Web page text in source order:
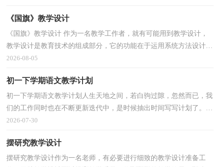
《国旗》教学设计
《国旗》教学设计 作为一名教学工作者，就有可能用到教学设计，
教学设计是教育技术的组成部分，它的功能在于运用系统方法设计教
学过程，使之成为一种具有操作性的程序。那么什么样...
2026-08-05
初一下学期语文教学计划
初一下学期语文教学计划人生天地之间，若白驹过隙，忽然而已，我
们的工作同时也在不断更新迭代中，是时候抽出时间写写计划了。好
的计划都具备一些什么特点呢？下面是小编精心整理的初...
2026-07-30
摆研究教学设计
摆研究教学设计作为一名老师，有必要进行细致的教学设计准备工